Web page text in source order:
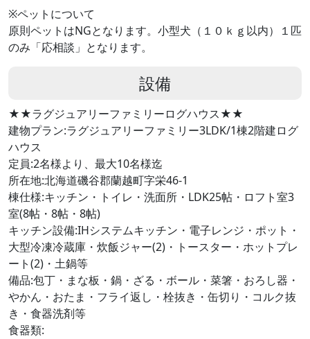
※ペットについて
原則ペットはNGとなります。小型犬（１０ｋｇ以内）１匹
のみ「応相談」となります。
設備
★★ラグジュアリーファミリーログハウス★★
建物プラン:ラグジュアリーファミリー3LDK/1棟2階建ログ
ハウス
定員:2名様より、最大10名様迄
所在地:北海道磯谷郡蘭越町字栄46-1
棟仕様:キッチン・トイレ・洗面所・LDK25帖・ロフト室3
室(8帖・8帖・8帖)
キッチン設備:IHシステムキッチン・電子レンジ・ポット・
大型冷凍冷蔵庫・炊飯ジャー(2)・トースター・ホットプレ
ート(2)・土鍋等
備品:包丁・まな板・鍋・ざる・ボール・菜箸・おろし器・
やかん・おたま・フライ返し・栓抜き・缶切り・コルク抜
き・食器洗剤等
食器類: